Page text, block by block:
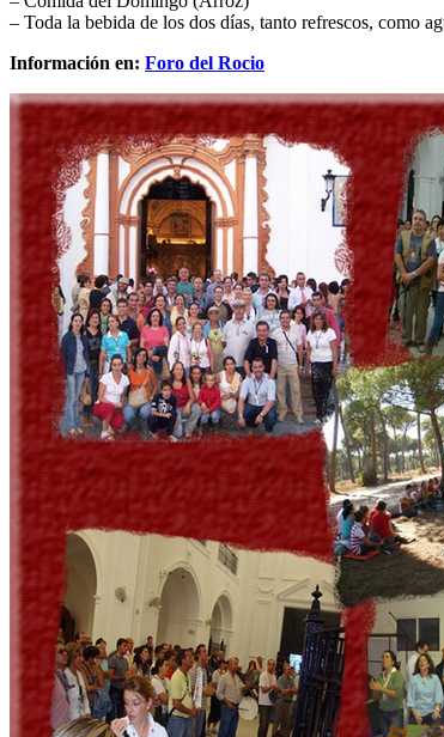
– Toda la bebida de los dos días, tanto refrescos, como
Información en: Foro del Rocio